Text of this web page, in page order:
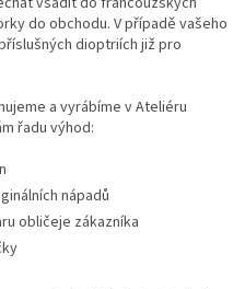
do obchodu. V případě vašeho
dioptriích již pro
a vyrábíme v Ateliéru
řadu výhod:
nápadů
obličeje zákazníka